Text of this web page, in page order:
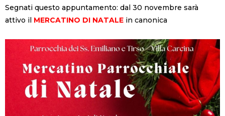
Segnati questo appuntamento: dal 30 novembre sarà
attivo il MERCATINO DI NATALE in canonica